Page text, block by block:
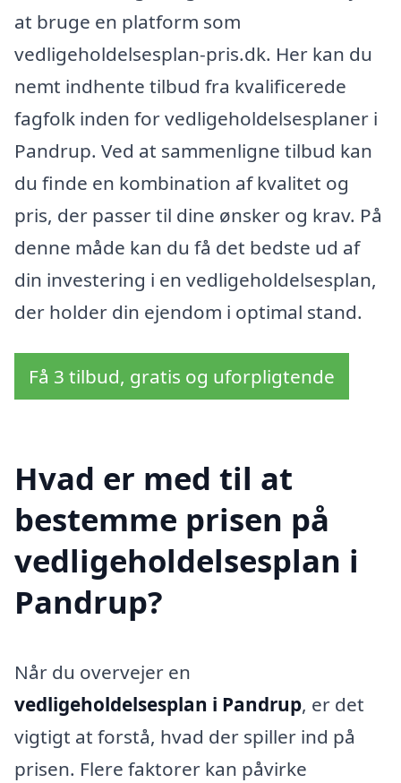
at bruge en platform som
vedligeholdelsesplan-pris.dk. Her kan du
nemt indhente tilbud fra kvalificerede
fagfolk inden for vedligeholdelsesplaner i
Pandrup. Ved at sammenligne tilbud kan
du finde en kombination af kvalitet og
pris, der passer til dine ønsker og krav. På
denne måde kan du få det bedste ud af
din investering i en vedligeholdelsesplan,
der holder din ejendom i optimal stand.
Få 3 tilbud, gratis og uforpligtende
Hvad er med til at
bestemme prisen på
vedligeholdelsesplan i
Pandrup?
Når du overvejer en
vedligeholdelsesplan i Pandrup, er det
vigtigt at forstå, hvad der spiller ind på
prisen. Flere faktorer kan påvirke